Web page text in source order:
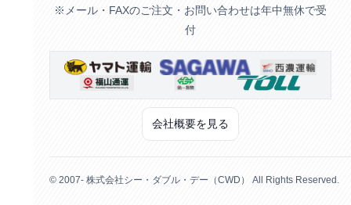
※メール・FAXのご注文・お問い合わせは年中無休で受
付
会社概要を見る
© 2007- 株式会社シー・ダブル・デー（CWD） All Rights Reserved.